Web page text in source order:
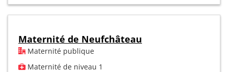
Maternité de Neufchâteau
Maternité publique
Maternité de niveau 1